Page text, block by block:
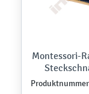
Montessori-